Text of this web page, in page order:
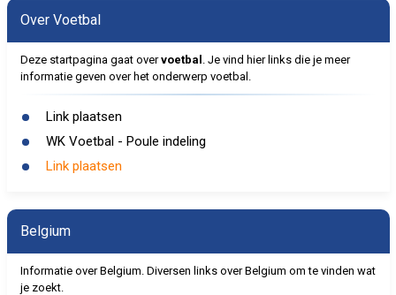
Over Voetbal
Deze startpagina gaat overvoetbal . Je vind hier links die je meer
informatie geven over het onderwerp voetbal.
Link plaatsen
WK Voetbal - Poule indeling
Link plaatsen
Belgium
Informatie over Belgium. Diversen links over Belgium om te vinden wat
je zoekt.